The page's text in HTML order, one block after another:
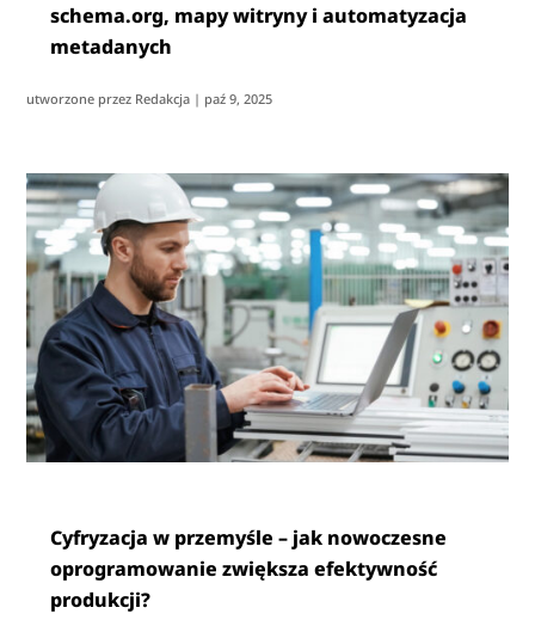
schema.org, mapy witryny i automatyzacja
metadanych
utworzone przez Redakcja | paź 9, 2025
Cyfryzacja w przemyśle – jak nowoczesne
oprogramowanie zwiększa efektywność
produkcji?